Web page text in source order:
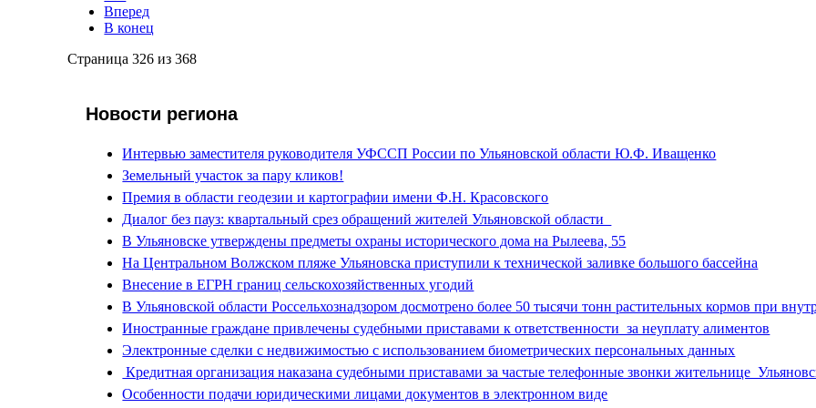
Вперед
В конец
Страница 326 из 368
Новости региона
Интервью заместителя руководителя УФССП России по Ульяновской области Ю.Ф. Иващенко
Земельный участок за пару кликов!
Премия в области геодезии и картографии имени Ф.Н. Красовского
Диалог без пауз: квартальный срез обращений жителей Ульяновской области
В Ульяновске утверждены предметы охраны исторического дома на Рылеева, 55
На Центральном Волжском пляже Ульяновска приступили к технической заливке большого бассейна
Внесение в ЕГРН границ сельскохозяйственных угодий
В Ульяновской области Россельхознадзором досмотрено более 50 тысячи тонн растительных кормов при
Иностранные граждане привлечены судебными приставами к ответственности за неуплату алиментов
Электронные сделки с недвижимостью с использованием биометрических персональных данных
Кредитная организация наказана судебными приставами за частые телефонные звонки жительнице
Особенности подачи юридическими лицами документов в электронном виде